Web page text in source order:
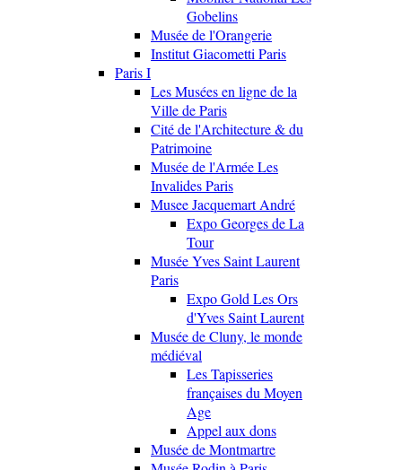
Gobelins
Musée de l'Orangerie
Institut Giacometti Paris
Paris I
Les Musées en ligne de la
Ville de Paris
Cité de l'Architecture & du
Patrimoine
Musée de l'Armée Les
Invalides Paris
Musee Jacquemart André
Expo Georges de La
Tour
Musée Yves Saint Laurent
Paris
Expo Gold Les Ors
d'Yves Saint Laurent
Musée de Cluny, le monde
médiéval
Les Tapisseries
françaises du Moyen
Age
Appel aux dons
Musée de Montmartre